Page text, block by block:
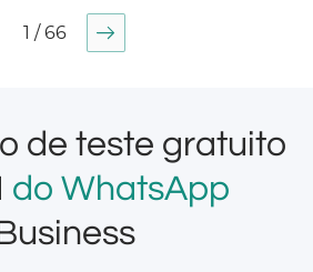
1 / 66
de teste gratuito
do WhatsApp